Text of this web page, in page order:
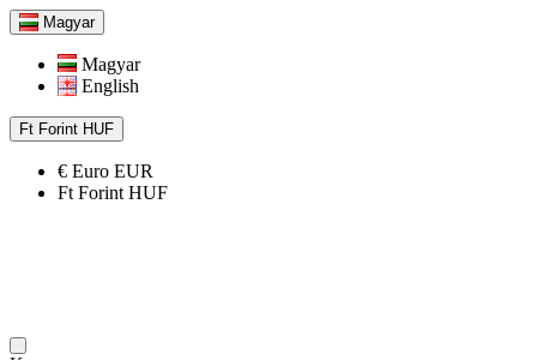
Magyar
Magyar
English
Ft Forint HUF
€ Euro EUR
Ft Forint HUF